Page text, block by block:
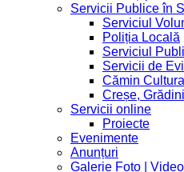
Servicii Publice în
Serviciul
Poliția Locală
Serviciul
Servicii de
Cămin
Creșe,
Servicii online
Proiecte
Evenimente
Anunțuri
Galerie Foto | Video